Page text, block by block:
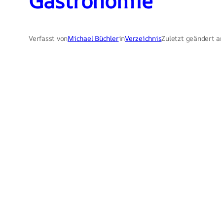
Verfasst vonMichael BüchlerinVerzeichnisZuletzt geändert